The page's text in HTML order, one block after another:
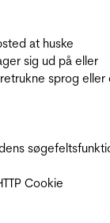
at huske
sig ud på eller
sprog eller
Cookie